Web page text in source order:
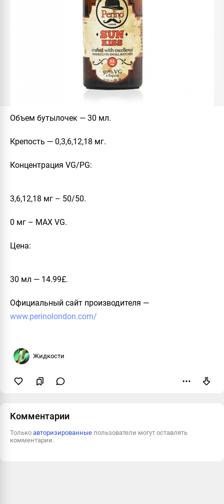
Объем бутылочек — 30 мл.
Крепость — 0,3,6,12,18 мг.
Концентрация VG/PG:
3,6,12,18 мг – 50/50.
0 мг – MAX VG.
Цена:
30 мл — 14.99£.
Официальный сайт производителя —
www.perinolondon.com/
Жидкости
Комментарии
Только авторизированные пользователи могут оставлять
комментарии.